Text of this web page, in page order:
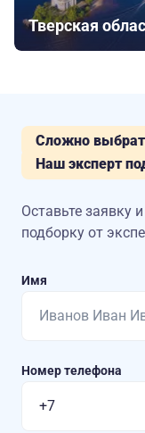
Тверская
Сложно
Наш эксперт
Оставьте заявку
подборку от
Имя
Номер телефона